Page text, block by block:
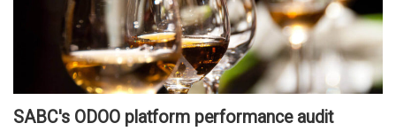
SABC's ODOO platform performance audit